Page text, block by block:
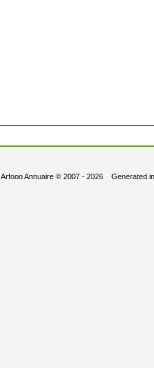
Arfooo Annuaire© 2007 - 2026 Generated